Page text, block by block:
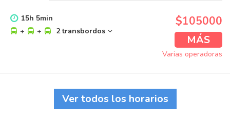
15h 5min
+
+ 2 transbordos
$105000
MÁS
Varias operadoras
Ver todos los horarios